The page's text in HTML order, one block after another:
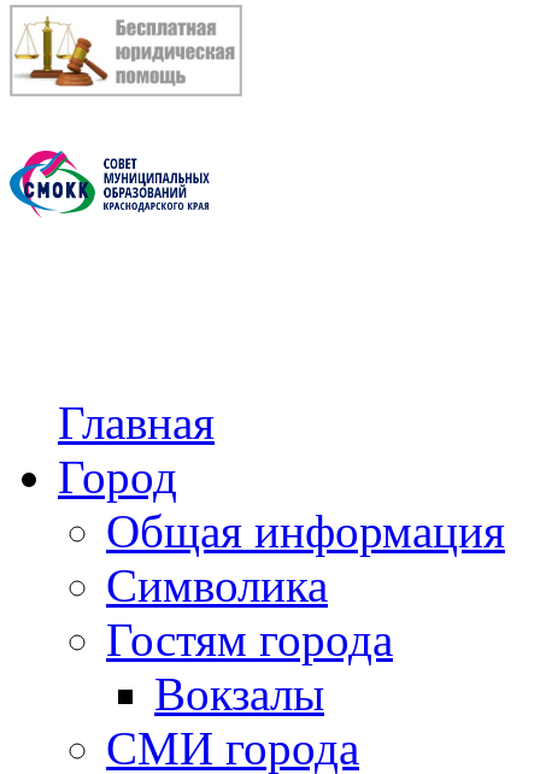
Главная
Город
Общая информация
Символика
Гостям города
Вокзалы
СМИ города